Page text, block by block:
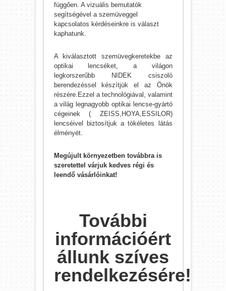
függően. A vizuális bemutatók
segítségével a szemüveggel
kapcsolatos kérdéseinkre is választ
kaphatunk.
A kiválasztott szemüvegkeretekbe az
optikai lencséket, a világon
legkorszerűbb NIDEK csiszoló
berendezéssel készítjük el az Önök
részére.Ezzel a technológiával, valamint
a világ legnagyobb optikai lencse-gyártó
cégeinek ( ZEISS,HOYA,ESSILOR)
lencséivel biztosítjuk a tökéletes látás
élményét.
Megújult környezetben továbbra is
szeretettel várjuk kedves régi és
leendő vásárlóinkat!
További
információért
állunk szíves
rendelkezésére!